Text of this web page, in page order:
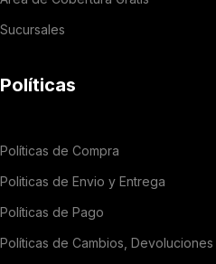
Sucursales
Políticas
Políticas de Compra
Politicas de Envio y Entrega
Políticas de Pago
Políticas de Cambios,